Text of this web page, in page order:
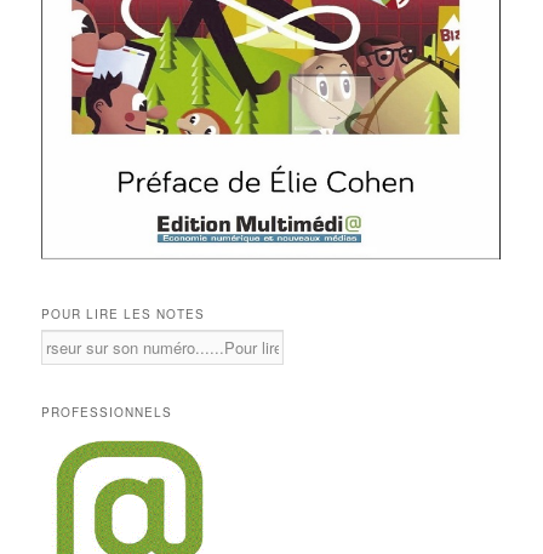
POUR LIRE LES NOTES
PROFESSIONNELS